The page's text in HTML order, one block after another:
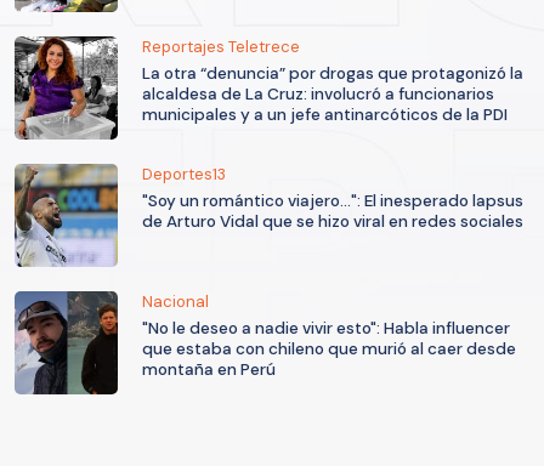
Reportajes Teletrece
La otra “denuncia” por drogas que protagonizó la
alcaldesa de La Cruz: involucró a funcionarios
municipales y a un jefe antinarcóticos de la PDI
Deportes13
"Soy un romántico viajero...": El inesperado lapsus
de Arturo Vidal que se hizo viral en redes sociales
Nacional
"No le deseo a nadie vivir esto": Habla influencer
que estaba con chileno que murió al caer desde
montaña en Perú